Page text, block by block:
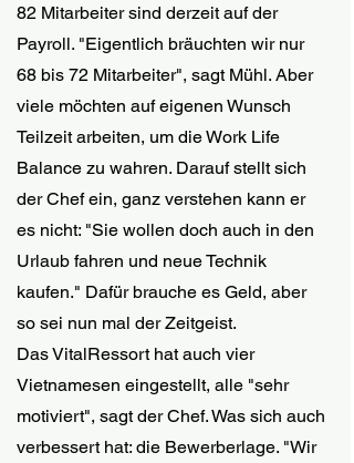
82 Mitarbeiter sind derzeit auf der
Payroll. "Eigentlich bräuchten wir nur
68 bis 72 Mitarbeiter", sagt Mühl. Aber
viele möchten auf eigenen Wunsch
Teilzeit arbeiten, um die Work Life
Balance zu wahren. Darauf stellt sich
der Chef ein, ganz verstehen kann er
es nicht: "Sie wollen doch auch in den
Urlaub fahren und neue Technik
kaufen." Dafür brauche es Geld, aber
so sei nun mal der Zeitgeist.
Das VitalRessort hat auch vier
Vietnamesen eingestellt, alle "sehr
motiviert", sagt der Chef. Was sich auch
verbessert hat: die Bewerberlage. "Wir